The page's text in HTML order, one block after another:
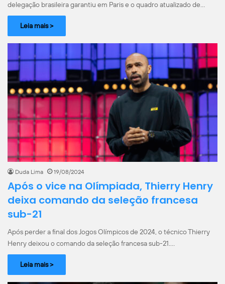
delegação brasileira garantiu em Paris e o quadro atualizado de…
Leia mais >
Duda Lima 19/08/2024
Após o vice na Olímpiada, Thierry Henry
deixa comando da seleção francesa
sub-21
Após perder a final dos Jogos Olímpicos de 2024, o técnico Thierry
Henry deixou o comando da seleção francesa sub-21.…
Leia mais >